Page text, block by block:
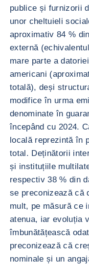
publice și furnizorii
unor cheltuieli
aproximativ 84 %
externă
mare parte a
americani
totală), deși
modifice în urma
denominate în
începând cu 2024.
locală reprezintă în
total. Deținătorii
și instituțiile
respectiv 38 % din
se preconizează că
mult, pe măsură ce
atenua, iar evoluția
îmbunătățească
preconizează că
nominale și un